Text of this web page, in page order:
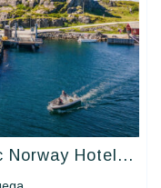
Norway Hotel...